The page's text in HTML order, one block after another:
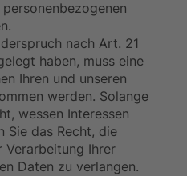
nach Art. 21
haben, muss eine
Ihren und unseren
werden. Solange
wessen Interessen
Sie das Recht, die
Verarbeitung Ihrer
Daten zu verlangen.